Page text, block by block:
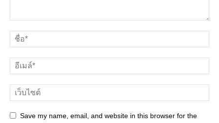
Save my name, email, and website in this browser for the